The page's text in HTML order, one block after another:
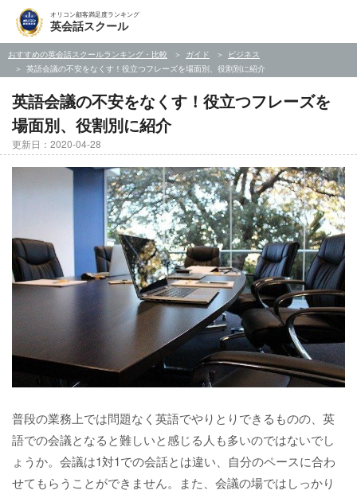
オリコン顧客満足度ランキング
英会話スクール
おすすめの英会話スクールランキング・比較 ガイド
ビジネス
英語会議の不安をなくす！役立つフレーズを場面別、役割別に紹介
英語会議の不安をなくす！役立つフレーズを
場面別、役割別に紹介
更新日：2020-04-28
普段の業務上では問題なく英語でやりとりできるものの、英
語での会議となると難しいと感じる人も多いのではないでし
ょうか。会議は1対1での会話とは違い、自分のペースに合わ
せてもらうことができません。また、会議の場ではしっかり